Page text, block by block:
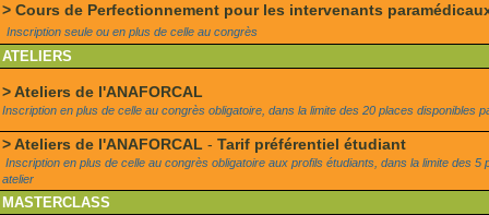
> Cours de Perfectionnement pour les intervenants
Inscription seule ou en plus de celle au congrès
ATELIERS
> Ateliers de l'ANAFORCAL
Inscription en plus de celle au congrès obligatoire, dans la limite des 20 places disponibles
> Ateliers de l'ANAFORCAL - Tarif préférentiel étudiant
Inscription en plus de celle au congrès obligatoire aux profils étudiants, dans la limite des 5
atelier
MASTERCLASS